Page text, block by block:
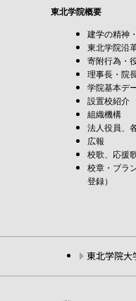
東北学院概要
建学の精神
東北学院沿
寄附行為・
理事長・院
学院基本デ
設置校紹介
組織機構
法人役員、
広報
校歌、応援
校章・ブラ
登録）
東北学院大